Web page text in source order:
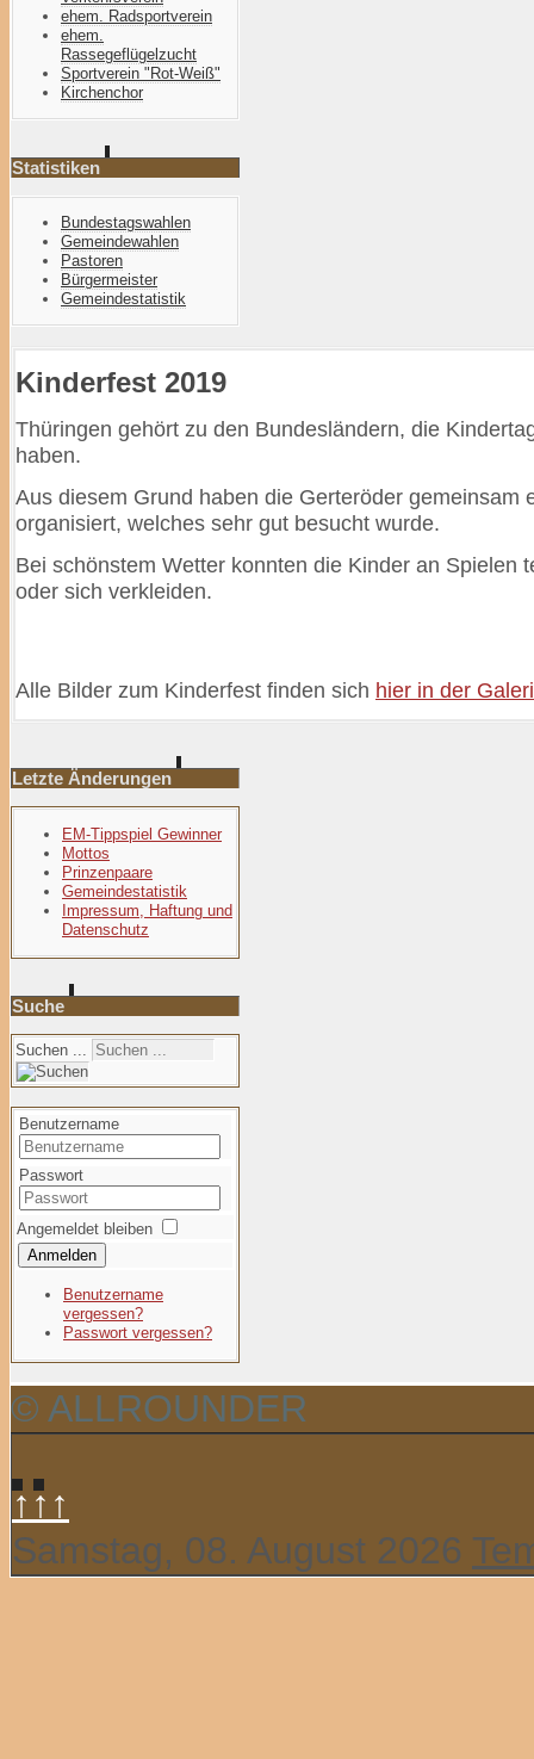
ehem. Radsportverein
ehem.
Rassegeflügelzucht
Sportverein "Rot-Weiß"
Kirchenchor
Statistiken
Bundestagswahlen
Gemeindewahlen
Pastoren
Bürgermeister
Gemeindestatistik
Kinderfest 2019
Thüringen gehört zu den Bundesländern, die
haben.
Aus diesem Grund haben die Gerteröder gemeinsam
organisiert, welches sehr gut besucht wurde.
Bei schönstem Wetter konnten die Kinder an Spielen
oder sich verkleiden.
Alle Bilder zum Kinderfest finden sich hier in der
Letzte Änderungen
EM-Tippspiel Gewinner
Mottos
Prinzenpaare
Gemeindestatistik
Impressum, Haftung und
Datenschutz
Suche
Suchen ...
Benutzername
Passwort
Angemeldet bleiben
Anmelden
Benutzername
vergessen?
Passwort vergessen?
© ALLROUNDER
↑↑↑
Samstag, 08. August 2026